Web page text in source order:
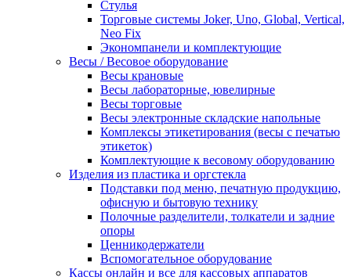
Стулья
Торговые системы Joker, Uno, Global, Vertical,
Neo Fix
Экономпанели и комплектующие
Весы / Весовое оборудование
Весы крановые
Весы лабораторные, ювелирные
Весы торговые
Весы электронные складские напольные
Комплексы этикетирования (весы с печатью
этикеток)
Комплектующие к весовому оборудованию
Изделия из пластика и оргстекла
Подставки под меню, печатную продукцию,
офисную и бытовую технику
Полочные разделители, толкатели и задние
опоры
Ценникодержатели
Вспомогательное оборудование
Кассы онлайн и все для кассовых аппаратов